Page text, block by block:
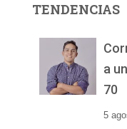
d
TENDENCIAS
a
70
5